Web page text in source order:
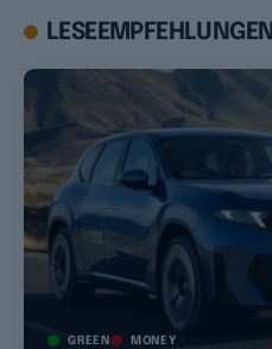
LESEEMPFEHLUNGEN
GREEN MONEY